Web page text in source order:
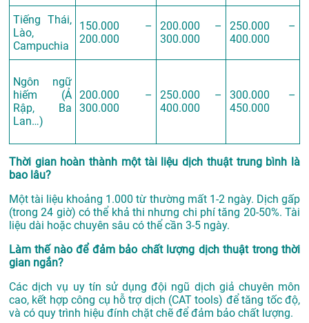
Tiếng Thái,
Lào,
Campuchia
150.000 –
200.000
200.000 –
300.000
250.000 –
400.000
Ngôn ngữ
hiếm (Ả
Rập, Ba
Lan…)
200.000 –
300.000
250.000 –
400.000
300.000 –
450.000
Thời gian hoàn thành một tài liệu dịch thuật trung bình là
bao lâu?
Một tài liệu khoảng 1.000 từ thường mất 1-2 ngày. Dịch gấp
(trong 24 giờ) có thể khả thi nhưng chi phí tăng 20-50%. Tài
liệu dài hoặc chuyên sâu có thể cần 3-5 ngày.
Làm thế nào để đảm bảo chất lượng dịch thuật trong thời
gian ngắn?
Các dịch vụ uy tín sử dụng đội ngũ dịch giả chuyên môn
cao, kết hợp công cụ hỗ trợ dịch (CAT tools) để tăng tốc độ,
và có quy trình hiệu đính chặt chẽ để đảm bảo chất lượng.